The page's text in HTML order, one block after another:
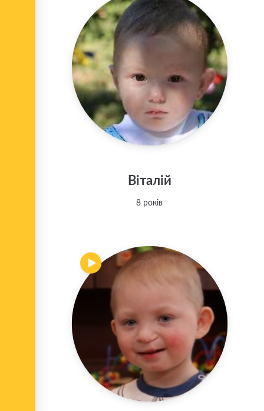
Віталій
8 років